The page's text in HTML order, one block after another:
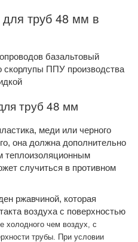
для труб 48 мм в
базальтовый
скорлупы ППУ производства
труб 48 мм
меди или черного
она должна дополнительно
теплоизоляционным
случиться в противном
ржавчиной, которая
воздуха с поверхностью
холодного чем воздух, с
трубы. При условии